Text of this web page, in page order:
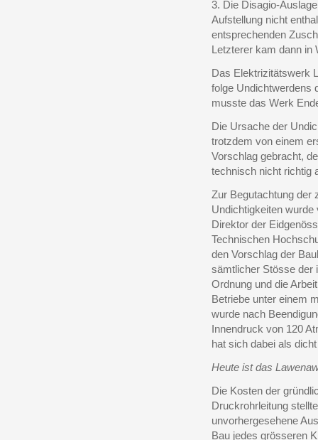
3. Die Disagio-
Aufstellung nicht
entsprechenden
Letzterer kam dann in
Das Elektrizitätswerk
folge Undichtwerdens
musste das Werk
Die Ursache der
trotzdem von einem
Vorschlag gebracht,
technisch nicht richtig
Zur Begutachtung der
Undichtigkeiten wurde
Direktor der
Technischen
den Vorschlag der
sämtlicher Stösse der
Ordnung und die
Betriebe unter einem
wurde nach
Innendruck von 120
hat sich dabei als
Heute ist das
Die Kosten der
Druckrohrleitung
unvorhergesehene
Bau jedes grösseren